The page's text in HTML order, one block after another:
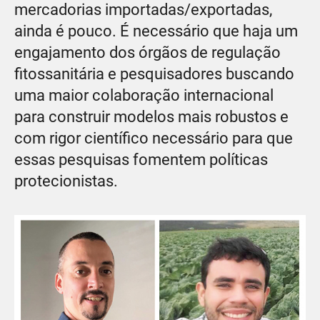
mercadorias importadas/exportadas,
ainda é pouco. É necessário que haja um
engajamento dos órgãos de regulação
fitossanitária e pesquisadores buscando
uma maior colaboração internacional
para construir modelos mais robustos e
com rigor científico necessário para que
essas pesquisas fomentem políticas
protecionistas.